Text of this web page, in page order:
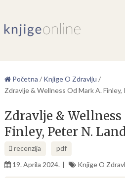
Početna / Knjige O Zdravlju /
Zdravlje & Wellness Od Mark A. Finley,
Zdravlje & Wellness
Finley, Peter N.
recenzija
pdf
19. Aprila 2024.
Knjige O